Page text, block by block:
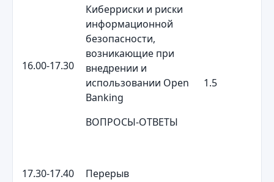
16.00-17.30
Киберриски и риски
информационной
безопасности,
возникающие при
внедрении и
использовании Open
Banking
ВОПРОСЫ-ОТВЕТЫ
1.5
17.30-17.40 Перерыв